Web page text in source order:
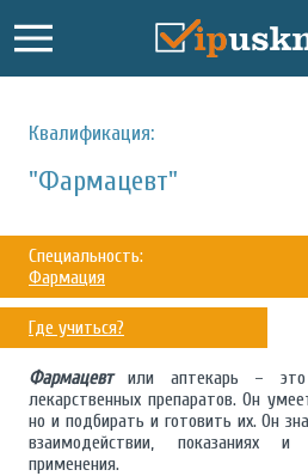
Квалификация:
"Фармацевт"
Специальность:
Фармация
Где учиться?
Фармацевтили аптекарь – это
лекарственных препаратов. Он
но и подбирать и готовить их. Он
взаимодействии, показаниях и
применения.